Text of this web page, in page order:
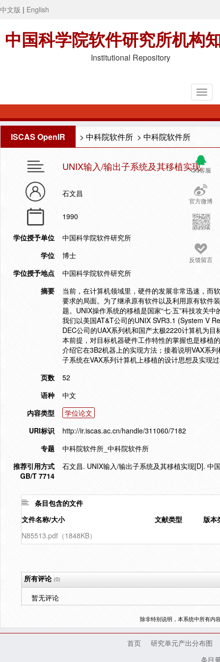
中文版 | English
中国科学院软件研究所机构
Institutional Repository
ISCAS OpenIR > 中科院软件所 > 中科院软件所
QQ客服
官方微博
反馈留言
UNIX输入/输出子系统及其移植实现
石文昌
1990
学位授予单位
中国科学院软件研究所
学位
博士
学位授予地点
中国科学院软件研究所
摘要
当前，在计算机领域里，硬件的发展非常迅速，而
要求的局面。为了继承原有软件以及利用原有软件
题。UNIX操作系统的移植是国家“七·五”科技攻关
我们以美国AT&T公司的UNIX SVR3.1 (System V
DEC公司的UAX系列机和国产太极2220计算机为
本前提，对目标机器硬件工作特性的掌握也是移植
介绍它在3B2机器上的实现方法；接着说明VAX系
子系统在VAX系列计算机上移植的设计思想及实现
页数
52
语种
中文
内容类型
学位论文
URI标识
http://ir.iscas.ac.cn/handle/311060/7182
专题
中科院软件所_中科院软件所
推荐引用方式
GB/T 7714
石文昌. UNIX输入/输出子系统及其移植实现[D]. 中
条目包含的文件
文件名称/大小
文献类型
版本
N85513.pdf（1848KB）
所有评论(0)
暂无评论
除非特别说明，本系统中所有内
首页
研究单元产出分布图
条目